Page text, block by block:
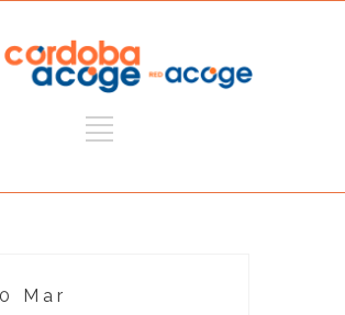
Mar